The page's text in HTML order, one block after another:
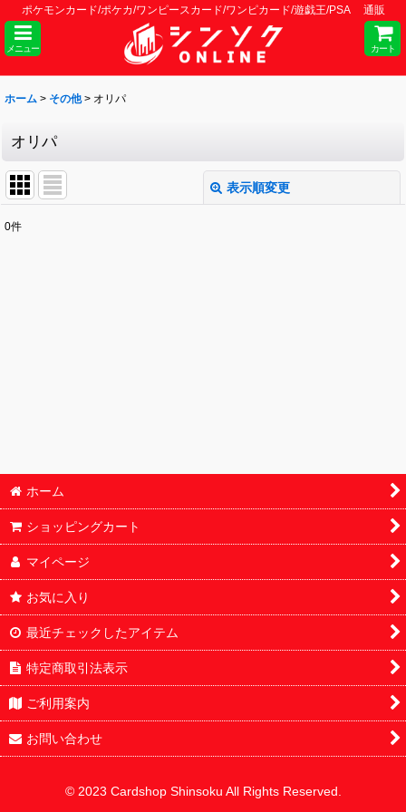
ポケモンカード/ポケカ/ワンピースカード/ワンピカード/遊戯王/PSA 通販
メニュー カート
ホーム > その他 > オリパ
オリパ
表示順変更
0件
ホーム
ショッピングカート
マイページ
お気に入り
最近チェックしたアイテム
特定商取引法表示
ご利用案内
お問い合わせ
© 2023 Cardshop Shinsoku All Rights Reserved.